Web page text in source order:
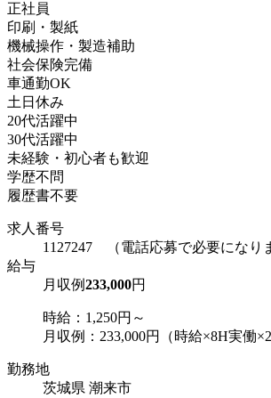
正社員
印刷・製紙
機械操作・製造補助
社会保険完備
車通勤OK
土日休み
20代活躍中
30代活躍中
未経験・初心者も歓迎
学歴不問
履歴書不要
求人番号
1127247 （電話応募で必要になり
給与
月収例233,000円
時給：1,250円～
月収例：233,000円（時給×8H実働
勤務地
茨城県 潮来市